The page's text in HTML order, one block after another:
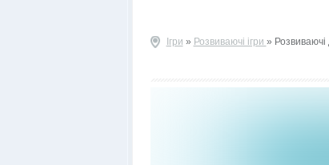
Ігри » Розвиваючі ігри »